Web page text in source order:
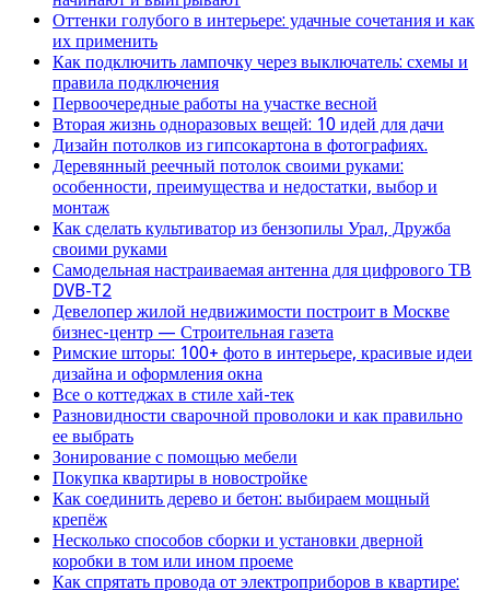
Оттенки голубого в интерьере: удачные сочетания и как
их применить
Как подключить лампочку через выключатель: схемы и
правила подключения
Первоочередные работы на участке весной
Вторая жизнь одноразовых вещей: 10 идей для дачи
Дизайн потолков из гипсокартона в фотографиях.
Деревянный реечный потолок своими руками:
особенности, преимущества и недостатки, выбор и
монтаж
Как сделать культиватор из бензопилы Урал, Дружба
своими руками
Самодельная настраиваемая антенна для цифрового ТВ
DVB-T2
Девелопер жилой недвижимости построит в Москве
бизнес-центр — Строительная газета
Римские шторы: 100+ фото в интерьере, красивые идеи
дизайна и оформления окна
Все о коттеджах в стиле хай-тек
Разновидности сварочной проволоки и как правильно
ее выбрать
Зонирование с помощью мебели
Покупка квартиры в новостройке
Как соединить дерево и бетон: выбираем мощный
крепёж
Несколько способов сборки и установки дверной
коробки в том или ином проеме
Как спрятать провода от электроприборов в квартире: